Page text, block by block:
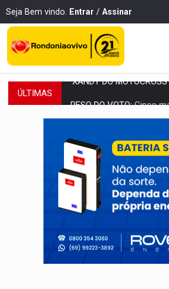
Seja Bem vindo. Entrar / Assinar
ÚLTIMAS Cinco
COLUNA SEMANAL:Largada
SOB SUSPEITA:Entrega de 286
ARTIGO: Reter até 50% no
DO HOSPITAL AO CAMPO:
EXPANSÃO:Grupo Nova Era
ROTA GLOBAL: PCC amplia